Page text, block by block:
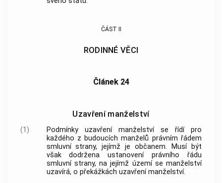
ČÁST II
RODINNÉ VĚCI
Článek 24
Uzavření manželství
(1)
Podmínky uzavření manželství se řídí pro
každého z budoucích manželů právním řádem
smluvní strany, jejímž je občanem. Musí být
však dodržena ustanovení právního řádu
smluvní strany, na jejímž území se manželství
uzavírá, o překážkách uzavření manželství.